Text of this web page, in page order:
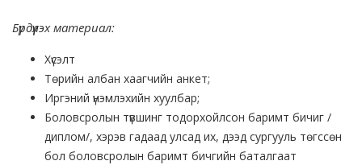
Бүрдүүлэх материал:
Хүсэлт
Төрийн албан хаагчийн анкет;
Иргэний үнэмлэхийн хуулбар;
Боловсролын түвшинг тодорхойлсон баримт бичиг /
диплом/, хэрэв гадаад улсад их, дээд сургууль төгссөн
бол боловсролын баримт бичгийн баталгаат